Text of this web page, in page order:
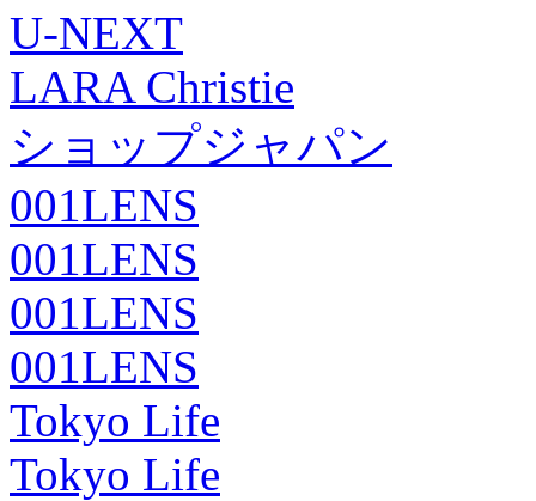
U-NEXT
LARA Christie
ショップジャパン
001LENS
001LENS
001LENS
001LENS
Tokyo Life
Tokyo Life